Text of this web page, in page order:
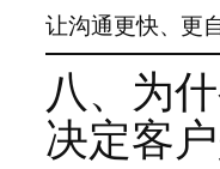
让沟通更快、更
八、为
决定客